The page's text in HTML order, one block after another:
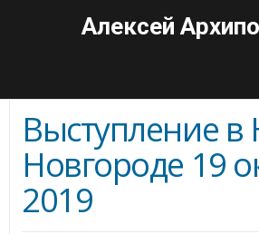
Алексей
Выступление
Новгороде 19
2019